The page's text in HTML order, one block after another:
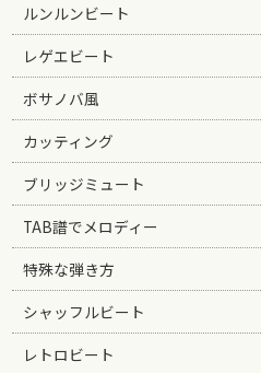
ルンルンビート
レゲエビート
ボサノバ風
カッティング
ブリッジミュート
TAB譜でメロディー
特殊な弾き方
シャッフルビート
レトロビート